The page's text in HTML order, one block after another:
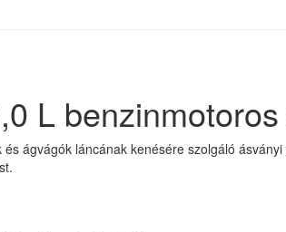
L
ágvágók láncának kenésére szolgáló